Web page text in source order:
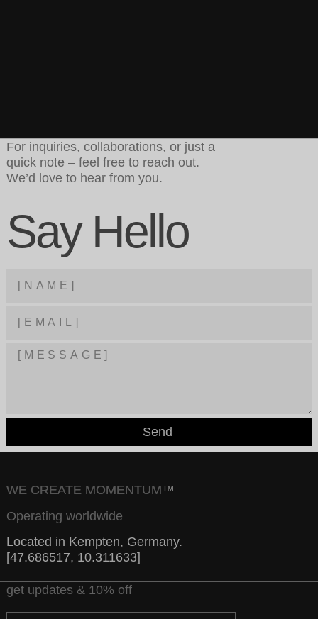
Say Hello
For inquiries, collaborations, or just a
quick note – feel free to reach out.
We’d love to hear from you.
Send
WE CREATE MOMENTUM™
Operating worldwide
Located in Kempten, Germany.
[47.686517, 10.311633]
get updates & 10% off